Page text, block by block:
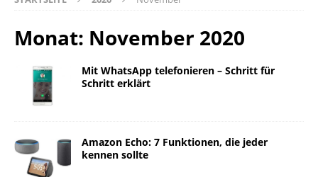
Monat: November 2020
Mit WhatsApp telefonieren – Schritt für
Schritt erklärt
Amazon Echo: 7 Funktionen, die jeder
kennen sollte